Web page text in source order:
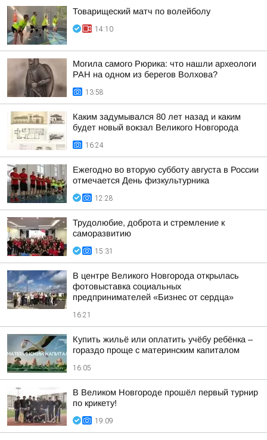
Товарищеский матч по волейболу
14:10
Могила самого Рюрика: что нашли археологи
РАН на одном из берегов Волхова?
13:58
Каким задумывался 80 лет назад и каким
будет новый вокзал Великого Новгорода
16:24
Ежегодно во вторую субботу августа в России
отмечается День физкультурника
12:28
Трудолюбие, доброта и стремление к
саморазвитию
15:31
В центре Великого Новгорода открылась
фотовыставка социальных
предпринимателей «Бизнес от сердца»
16:21
Купить жильё или оплатить учёбу ребёнка –
гораздо проще с материнским капиталом
16:05
В Великом Новгороде прошёл первый турнир
по крикету!
19:09